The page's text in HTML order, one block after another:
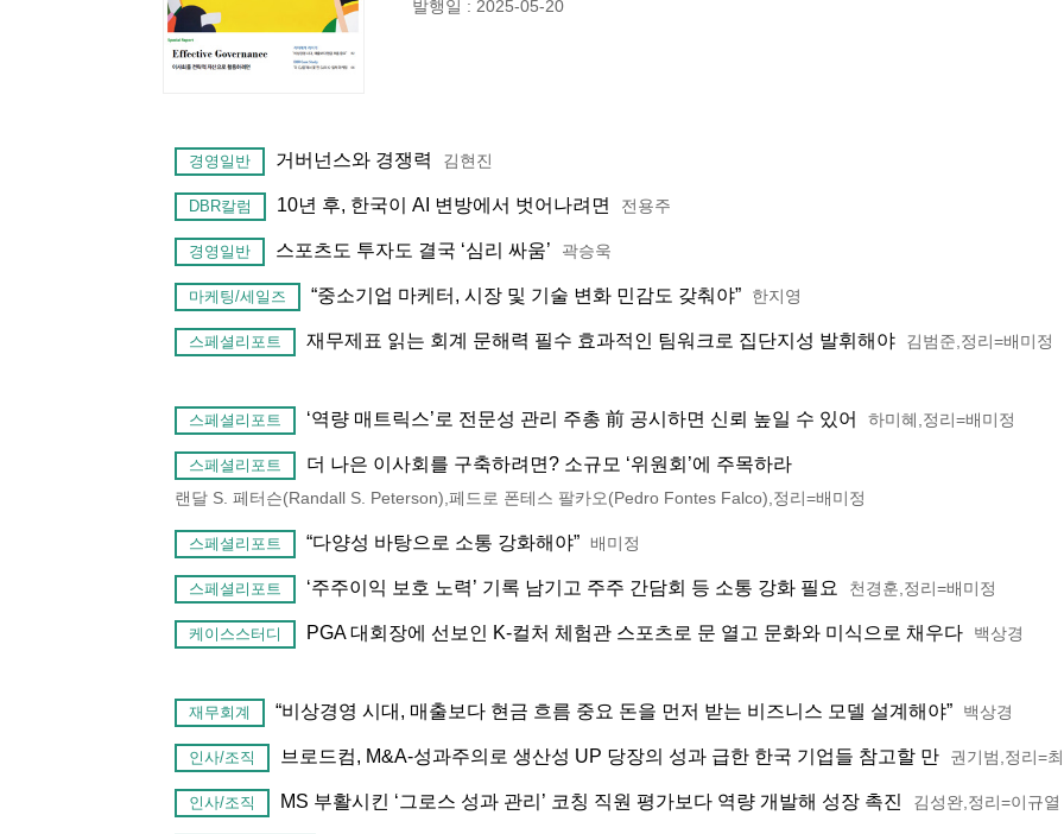
발행일 : 2025-05-20
경영일반 거버넌스와 경쟁력 김현진
DBR칼럼 10년 후, 한국이 AI 변방에서 벗어나려면 전용주
경영일반 스포츠도 투자도 결국 ‘심리 싸움’ 곽승욱
마케팅/세일즈 “중소기업 마케터, 시장 및 기술 변화 민감도 갖춰야” 한지영
스페셜리포트 재무제표 읽는 회계 문해력 필수 효과적인 팀워크로 집단지성 발휘해야 김범준,정리=배미정
스페셜리포트 ‘역량 매트릭스’로 전문성 관리 주총 前 공시하면 신뢰 높일 수 있어 하미혜,정리=배미정
스페셜리포트 더 나은 이사회를 구축하려면? 소규모 ‘위원회’에 주목하라
랜달 S. 페터슨(Randall S. Peterson),페드로 폰테스 팔카오(Pedro Fontes Falco),정리=배미정
스페셜리포트 “다양성 바탕으로 소통 강화해야” 배미정
스페셜리포트 ‘주주이익 보호 노력’ 기록 남기고 주주 간담회 등 소통 강화 필요 천경훈,정리=배미정
케이스스터디 PGA 대회장에 선보인 K-컬처 체험관 스포츠로 문 열고 문화와 미식으로 채우다 백상경
재무회계 “비상경영 시대, 매출보다 현금 흐름 중요 돈을 먼저 받는 비즈니스 모델 설계해야” 백상경
인사/조직 브로드컴, M&A-성과주의로 생산성 UP 당장의 성과 급한 한국 기업들 참고할 만 권기범,정리=
인사/조직 MS 부활시킨 ‘그로스 성과 관리’ 코칭 직원 평가보다 역량 개발해 성장 촉진 김성완,정리=이규열